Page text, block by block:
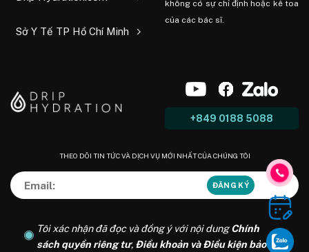
Sở Y Tế TP Hồ Chí Minh
không có sự chỉ định hoặc kê toa
của các bác sĩ.
+849 0188 5088
THEO DÕI TIN TỨC VÀ DỊCH VỤ MỚI NHẤT CỦA CHÚNG TÔI
Tôi xác nhận đã đọc và đồng ý với nội dungChính
sách quyền riêng tư, Điều khoản và Điều kiện bảo